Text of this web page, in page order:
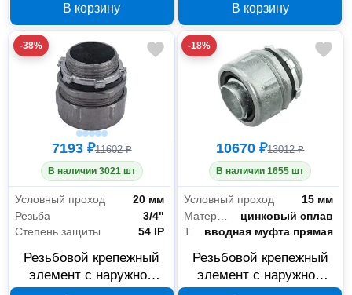
РКН-32 zeta40414
В корзину
РКН-25 zeta40413
В корзину
-38%
7193 ₽11602 ₽
В наличии 3021 шт
Условный проход
20 мм
Резьба
3/4"
Степень защиты
54 IP
Резьбовой крепежный
элемент с наружной
-18%
10670 ₽13012 ₽
В наличии 1655 шт
Условный проход
15 мм
Материал
цинковый сплав
Тип
вводная муфта прямая
Резьбовой крепежный
элемент с наружной